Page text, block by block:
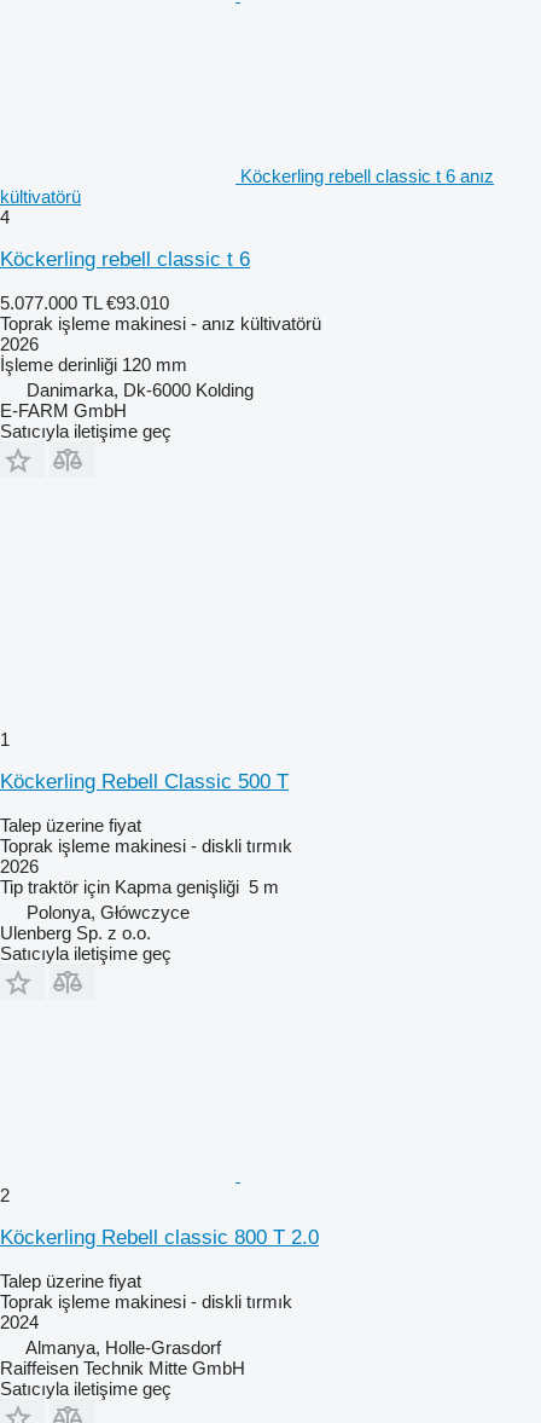
Köckerling rebell classic t 6 anız
kültivatörü
4
Köckerling rebell classic t 6
5.077.000 TL €93.010
Toprak işleme makinesi - anız kültivatörü
2026
İşleme derinliği 120 mm
Danimarka, Dk-6000 Kolding
E-FARM GmbH
Satıcıyla iletişime geç
1
Köckerling Rebell Classic 500 T
Talep üzerine fiyat
Toprak işleme makinesi - diskli tırmık
2026
Tip traktör için Kapma genişliği 5 m
Polonya, Główczyce
Ulenberg Sp. z o.o.
Satıcıyla iletişime geç
2
Köckerling Rebell classic 800 T 2.0
Talep üzerine fiyat
Toprak işleme makinesi - diskli tırmık
2024
Almanya, Holle-Grasdorf
Raiffeisen Technik Mitte GmbH
Satıcıyla iletişime geç